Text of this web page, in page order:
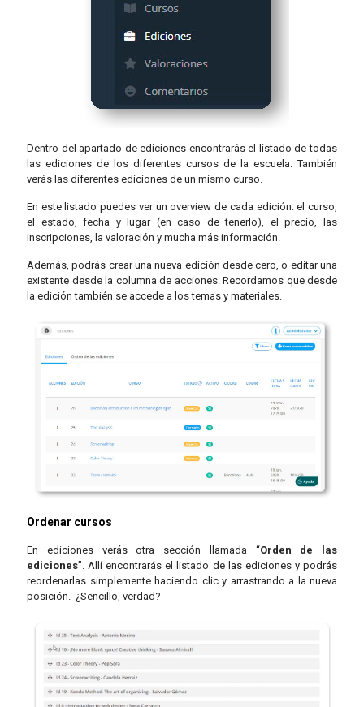
Dentro del apartado de ediciones encontrarás el listado de todas
las ediciones de los diferentes cursos de la escuela. También
verás las diferentes ediciones de un mismo curso.
En este listado puedes ver un overview de cada edición: el curso,
el estado, fecha y lugar (en caso de tenerlo), el precio, las
inscripciones, la valoración y mucha más información.
Además, podrás crear una nueva edición desde cero, o editar una
existente desde la columna de acciones. Recordamos que desde
la edición también se accede a los temas y materiales.
Ordenar cursos
En ediciones verás otra sección llamada “Orden de las
ediciones”. Allí encontrarás el listado de las ediciones y podrás
reordenarlas simplemente haciendo clic y arrastrando a la nueva
posición. ¿Sencillo, verdad?